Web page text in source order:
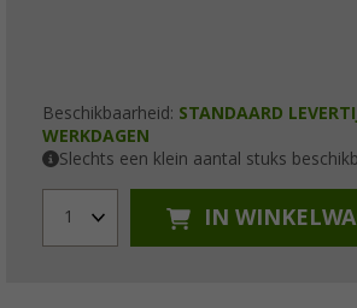
Beschikbaarheid: STANDAARD
WERKDAGEN
Slechts een klein aantal stuks
1 IN